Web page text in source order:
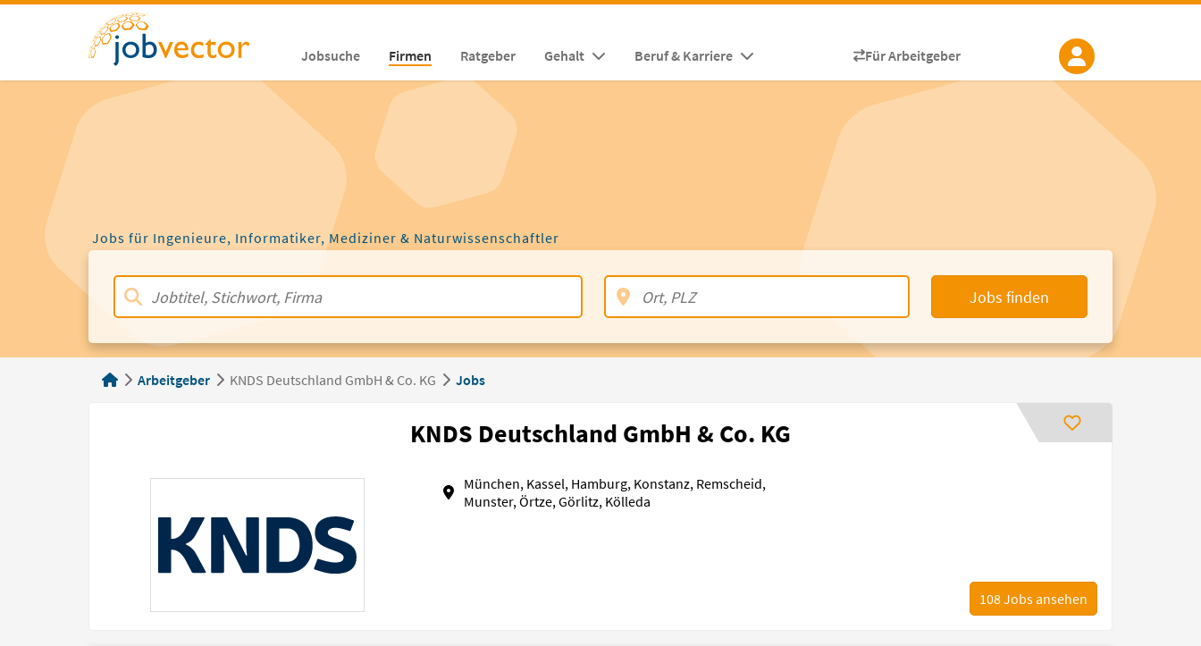
Jobsuche Firmen Ratgeber Gehalt Beruf & Karriere Für Arbeitgeber
Jobs für Ingenieure, Informatiker, Mediziner & Naturwissenschaftler
Jobs finden
Arbeitgeber KNDS Deutschland GmbH & Co. KG Jobs
KNDS Deutschland GmbH & Co. KG
München, Kassel, Hamburg, Konstanz, Remscheid,
Munster, Örtze, Görlitz, Kölleda
108Jobs ansehen